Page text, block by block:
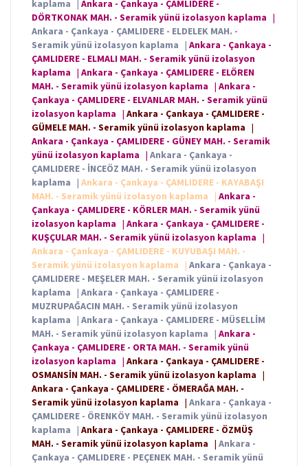
kaplama | Ankara - Çankaya - ÇAMLIDERE -
DÖRTKONAK MAH. - Seramik yünü izolasyon kaplama |
Ankara - Çankaya - ÇAMLIDERE - ELDELEK MAH. -
Seramik yünü izolasyon kaplama | Ankara - Çankaya -
ÇAMLIDERE - ELMALI MAH. - Seramik yünü izolasyon
kaplama | Ankara - Çankaya - ÇAMLIDERE - ELÖREN
MAH. - Seramik yünü izolasyon kaplama | Ankara -
Çankaya - ÇAMLIDERE - ELVANLAR MAH. - Seramik yünü
izolasyon kaplama | Ankara - Çankaya - ÇAMLIDERE -
GÜMELE MAH. - Seramik yünü izolasyon kaplama |
Ankara - Çankaya - ÇAMLIDERE - GÜNEY MAH. - Seramik
yünü izolasyon kaplama | Ankara - Çankaya -
ÇAMLIDERE - İNCEÖZ MAH. - Seramik yünü izolasyon
kaplama | Ankara - Çankaya - ÇAMLIDERE - KAYABAŞI
MAH. - Seramik yünü izolasyon kaplama
| Ankara -
Çankaya - ÇAMLIDERE - KÖRLER MAH. - Seramik yünü
izolasyon kaplama | Ankara - Çankaya - ÇAMLIDERE -
KUŞÇULAR MAH. - Seramik yünü izolasyon kaplama |
Ankara - Çankaya - ÇAMLIDERE - KUYUBAŞI MAH. -
Seramik yünü izolasyon kaplama
| Ankara - Çankaya -
ÇAMLIDERE - MEŞELER MAH. - Seramik yünü izolasyon
kaplama | Ankara - Çankaya - ÇAMLIDERE -
MUZRUPAĞACIN MAH. - Seramik yünü izolasyon
kaplama | Ankara - Çankaya - ÇAMLIDERE - MÜSELLİM
MAH. - Seramik yünü izolasyon kaplama | Ankara -
Çankaya - ÇAMLIDERE - ORTA MAH. - Seramik yünü
izolasyon kaplama | Ankara - Çankaya - ÇAMLIDERE -
OSMANSİN MAH. - Seramik yünü izolasyon kaplama |
Ankara - Çankaya - ÇAMLIDERE - ÖMERAĞA MAH. -
Seramik yünü izolasyon kaplama | Ankara - Çankaya -
ÇAMLIDERE - ÖRENKÖY MAH. - Seramik yünü izolasyon
kaplama | Ankara - Çankaya - ÇAMLIDERE - ÖZMÜŞ
MAH. - Seramik yünü izolasyon kaplama | Ankara -
Çankaya - ÇAMLIDERE - PEÇENEK MAH. - Seramik yünü